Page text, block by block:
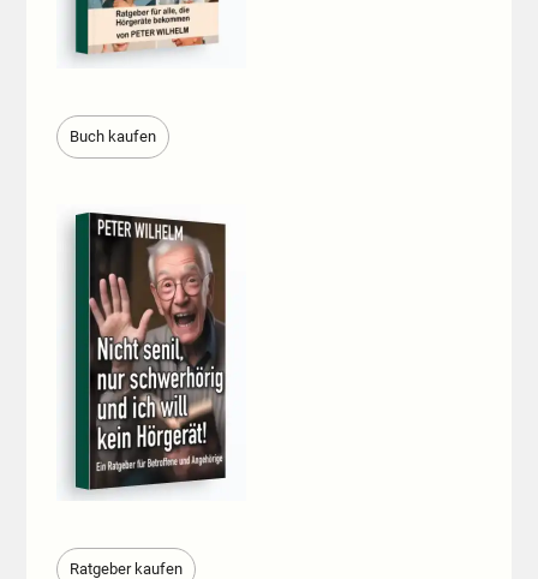
Buch kaufen
Ratgeber kaufen